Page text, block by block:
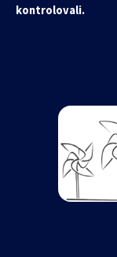
kontrolovali.